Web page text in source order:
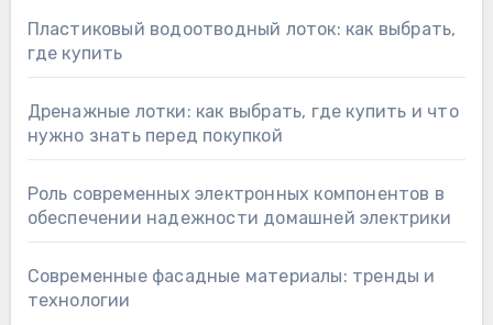
Пластиковый водоотводный лоток: как выбрать,
где купить
Дренажные лотки: как выбрать, где купить и что
нужно знать перед покупкой
Роль современных электронных компонентов в
обеспечении надежности домашней электрики
Современные фасадные материалы: тренды и
технологии